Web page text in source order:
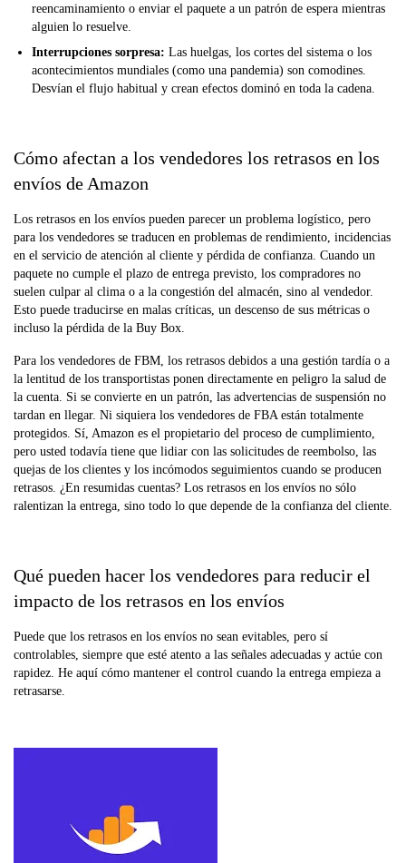
reencaminamiento o enviar el paquete a un patrón de espera mientras
alguien lo resuelve.
Interrupciones sorpresa: Las huelgas, los cortes del sistema o los
acontecimientos mundiales (como una pandemia) son comodines.
Desvían el flujo habitual y crean efectos dominó en toda la cadena.
Cómo afectan a los vendedores los retrasos en los
envíos de Amazon
Los retrasos en los envíos pueden parecer un problema logístico, pero
para los vendedores se traducen en problemas de rendimiento, incidencias
en el servicio de atención al cliente y pérdida de confianza. Cuando un
paquete no cumple el plazo de entrega previsto, los compradores no
suelen culpar al clima o a la congestión del almacén, sino al vendedor.
Esto puede traducirse en malas críticas, un descenso de sus métricas o
incluso la pérdida de la Buy Box.
Para los vendedores de FBM, los retrasos debidos a una gestión tardía o a
la lentitud de los transportistas ponen directamente en peligro la salud de
la cuenta. Si se convierte en un patrón, las advertencias de suspensión no
tardan en llegar. Ni siquiera los vendedores de FBA están totalmente
protegidos. Sí, Amazon es el propietario del proceso de cumplimiento,
pero usted todavía tiene que lidiar con las solicitudes de reembolso, las
quejas de los clientes y los incómodos seguimientos cuando se producen
retrasos. ¿En resumidas cuentas? Los retrasos en los envíos no sólo
ralentizan la entrega, sino todo lo que depende de la confianza del cliente.
Qué pueden hacer los vendedores para reducir el
impacto de los retrasos en los envíos
Puede que los retrasos en los envíos no sean evitables, pero sí
controlables, siempre que esté atento a las señales adecuadas y actúe con
rapidez. He aquí cómo mantener el control cuando la entrega empieza a
retrasarse.